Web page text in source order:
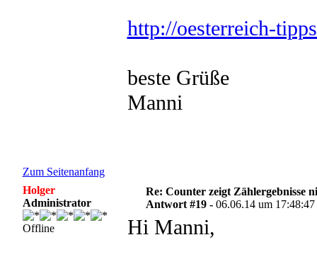
http://oesterreich-
beste Grüße
Manni
Zum Seitenanfang
Holger
Administrator
Offline
Re: Counter zeigt Zählergebnisse
Antwort #19 -06.06.14 um 17:48:47
Hi Manni,